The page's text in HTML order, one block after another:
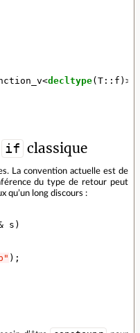
<decltype( T :: f ) >
if classique
La convention actuelle est de
du type de retour peut
qu’un long discours :
s )
);